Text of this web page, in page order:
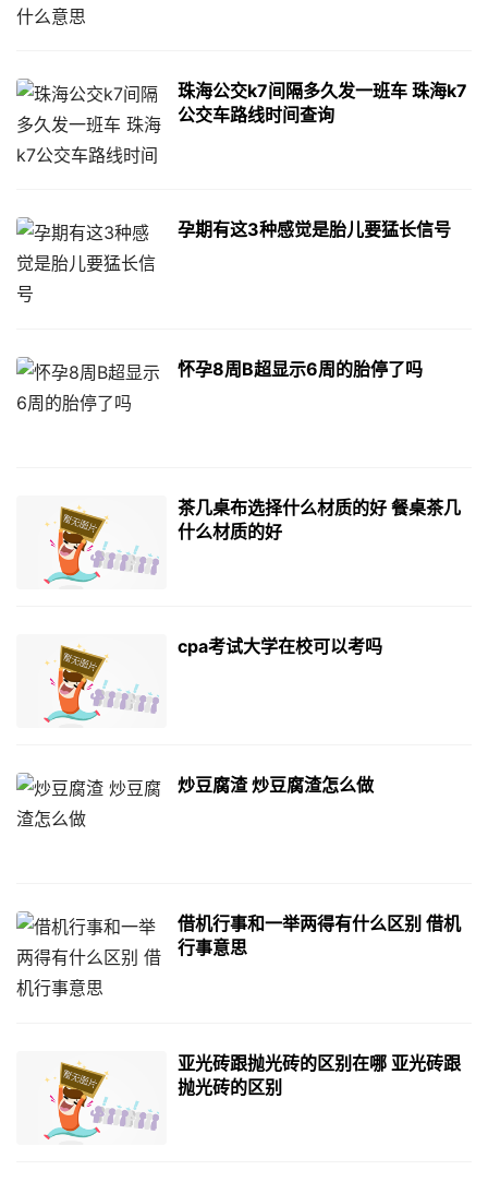
珠海公交k7间隔多久发一班车 珠海k7
公交车路线时间查询
孕期有这3种感觉是胎儿要猛长信号
怀孕8周B超显示6周的胎停了吗
茶几桌布选择什么材质的好 餐桌茶几
什么材质的好
cpa考试大学在校可以考吗
炒豆腐渣 炒豆腐渣怎么做
借机行事和一举两得有什么区别 借机
行事意思
亚光砖跟抛光砖的区别在哪 亚光砖跟
抛光砖的区别